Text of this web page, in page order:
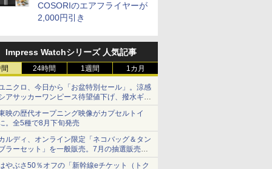
COSORIのエアフライヤーが
2,000円引き
Impress Watchシリーズ 人気記事
24時間 1週間 1カ月
ニクロ、今日から「お盆特別セール」。涼感
アサッカーワンピース待望値下げ、撥水ギア
ョーツは1990円に
映の歴代オープニング映像がカプセルトイ
。全5種で8月下旬発売
ルディ、オンライン限定「ネコバッグ＆タン
ラーセット」を一般販売。7月の抽選販売の
選無効分
やぶさ50％オフの「新幹線eチケット（トク